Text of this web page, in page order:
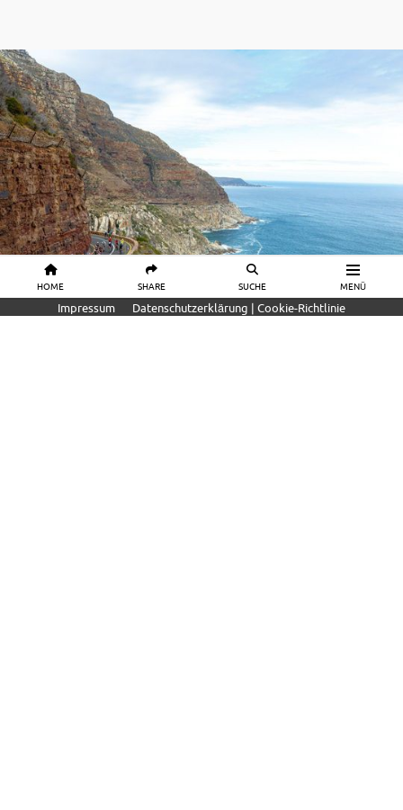
HOME SHARE SUCHE MENÜ
Impressum Datenschutzerklärung | Cookie-Richtlinie